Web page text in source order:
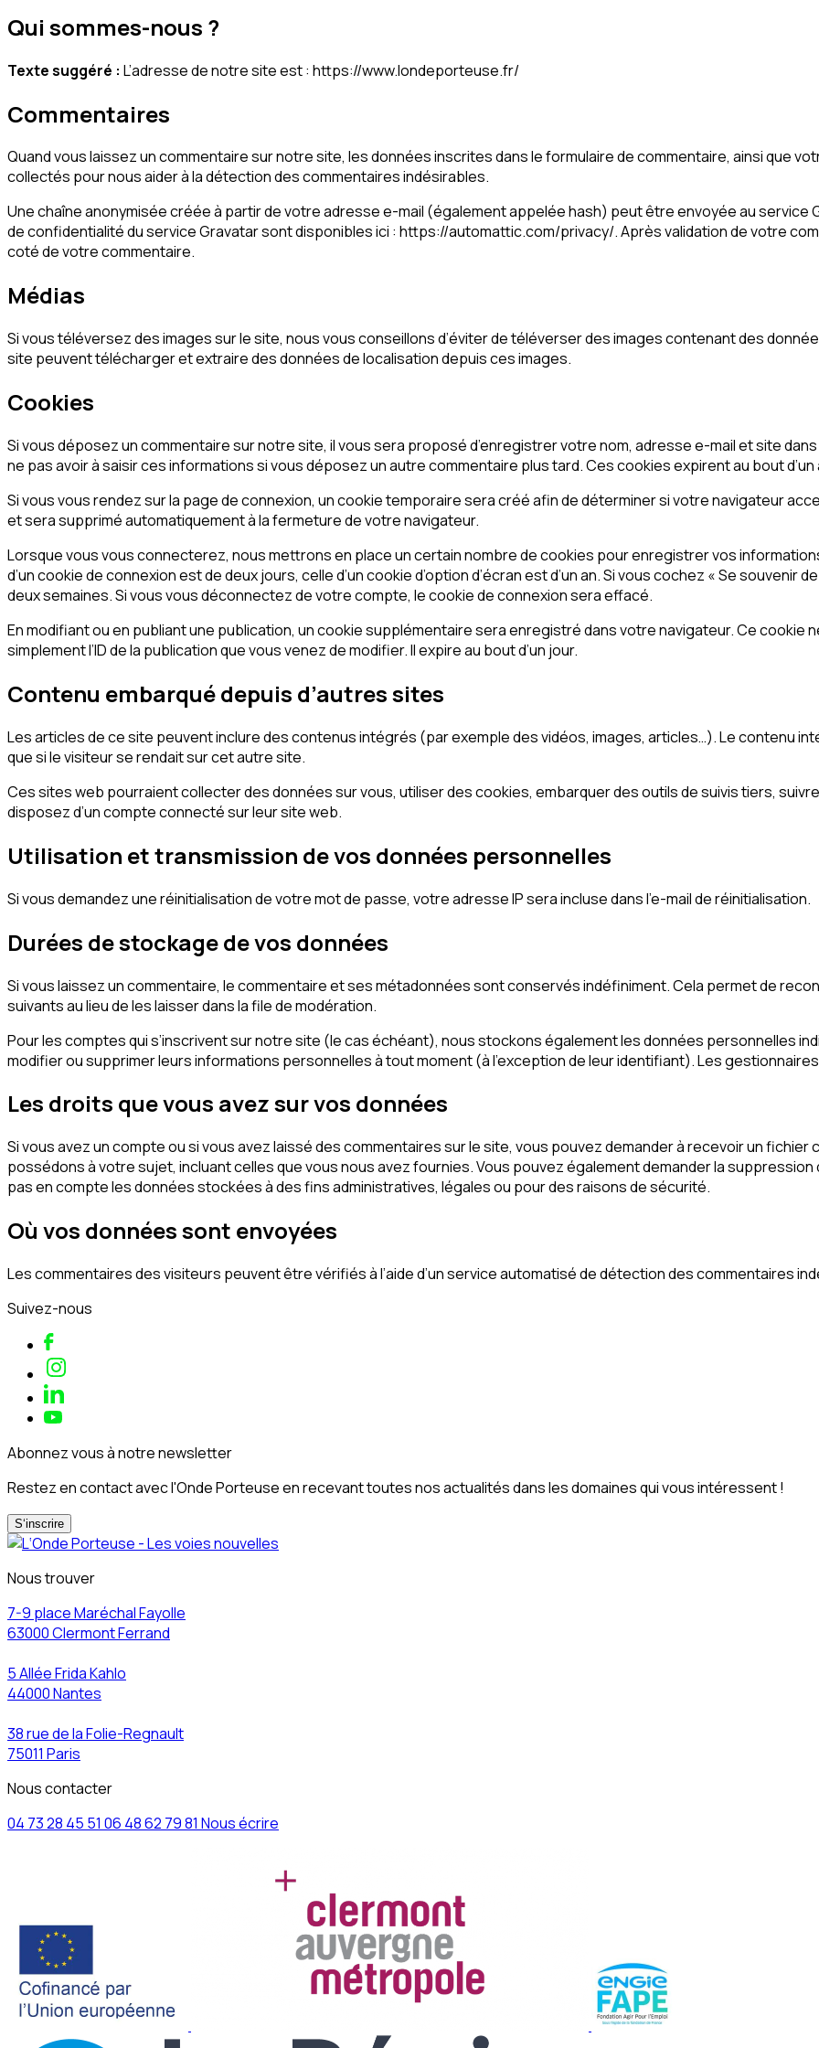
Qui sommes-nous ?
Texte suggéré : L’adresse de notre site est : https://www.londeporteuse.fr/
Commentaires
Quand vous laissez un commentaire sur notre site, les données inscrites dans le formulaire de commentaire, ainsi que
collectés pour nous aider à la détection des commentaires indésirables.
Une chaîne anonymisée créée à partir de votre adresse e-mail (également appelée hash) peut être envoyée au service
de confidentialité du service Gravatar sont disponibles ici : https://automattic.com/privacy/. Après validation de votre
coté de votre commentaire.
Médias
Si vous téléversez des images sur le site, nous vous conseillons d’éviter de téléverser des images contenant des
site peuvent télécharger et extraire des données de localisation depuis ces images.
Cookies
Si vous déposez un commentaire sur notre site, il vous sera proposé d’enregistrer votre nom, adresse e-mail et site
ne pas avoir à saisir ces informations si vous déposez un autre commentaire plus tard. Ces cookies expirent au bout d’un
Si vous vous rendez sur la page de connexion, un cookie temporaire sera créé afin de déterminer si votre navigateur
et sera supprimé automatiquement à la fermeture de votre navigateur.
Lorsque vous vous connecterez, nous mettrons en place un certain nombre de cookies pour enregistrer vos
d’un cookie de connexion est de deux jours, celle d’un cookie d’option d’écran est d’un an. Si vous cochez « Se
deux semaines. Si vous vous déconnectez de votre compte, le cookie de connexion sera effacé.
En modifiant ou en publiant une publication, un cookie supplémentaire sera enregistré dans votre navigateur. Ce cookie
simplement l’ID de la publication que vous venez de modifier. Il expire au bout d’un jour.
Contenu embarqué depuis d’autres sites
Les articles de ce site peuvent inclure des contenus intégrés (par exemple des vidéos, images, articles…). Le contenu
que si le visiteur se rendait sur cet autre site.
Ces sites web pourraient collecter des données sur vous, utiliser des cookies, embarquer des outils de suivis tiers,
disposez d’un compte connecté sur leur site web.
Utilisation et transmission de vos données personnelles
Si vous demandez une réinitialisation de votre mot de passe, votre adresse IP sera incluse dans l’e-mail de réinitialisation.
Durées de stockage de vos données
Si vous laissez un commentaire, le commentaire et ses métadonnées sont conservés indéfiniment. Cela permet de
suivants au lieu de les laisser dans la file de modération.
Pour les comptes qui s’inscrivent sur notre site (le cas échéant), nous stockons également les données personnelles
modifier ou supprimer leurs informations personnelles à tout moment (à l’exception de leur identifiant). Les
Les droits que vous avez sur vos données
Si vous avez un compte ou si vous avez laissé des commentaires sur le site, vous pouvez demander à recevoir un
possédons à votre sujet, incluant celles que vous nous avez fournies. Vous pouvez également demander la
pas en compte les données stockées à des fins administratives, légales ou pour des raisons de sécurité.
Où vos données sont envoyées
Les commentaires des visiteurs peuvent être vérifiés à l’aide d’un service automatisé de détection des commentaires
Suivez-nous
Abonnez vous à notre newsletter
Restez en contact avec l'Onde Porteuse en recevant toutes nos actualités dans les domaines qui vous intéressent !
S‘inscrire
Nous trouver
7-9 place Maréchal Fayolle
63000 Clermont Ferrand
5 Allée Frida Kahlo
44000 Nantes
38 rue de la Folie-Regnault
75011 Paris
Nous contacter
04 73 28 45 51 06 48 62 79 81 Nous écrire